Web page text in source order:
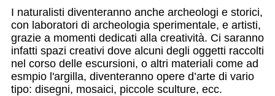
I naturalisti diventeranno anche archeologi e storici,
con laboratori di archeologia sperimentale, e artisti,
grazie a momenti dedicati alla creatività. Ci saranno
infatti spazi creativi dove alcuni degli oggetti raccolti
nel corso delle escursioni, o altri materiali come ad
esmpio l'argilla, diventeranno opere d’arte di vario
tipo: disegni, mosaici, piccole sculture, ecc.